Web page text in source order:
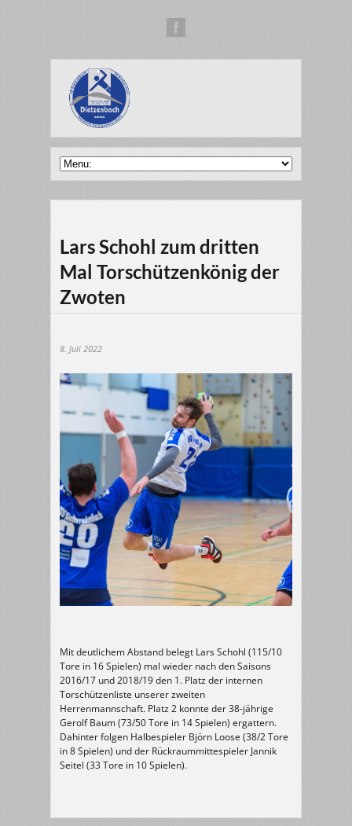
Lars Schohl zum dritten
Mal Torschützenkönig der
Zwoten
8. Juli 2022
Mit deutlichem Abstand belegt Lars Schohl (115/10
Tore in 16 Spielen) mal wieder nach den Saisons
2016/17 und 2018/19 den 1. Platz der internen
Torschützenliste unserer zweiten
Herrenmannschaft. Platz 2 konnte der 38-jährige
Gerolf Baum (73/50 Tore in 14 Spielen) ergattern.
Dahinter folgen Halbespieler Björn Loose (38/2 Tore
in 8 Spielen) und der Rückraummittespieler Jannik
Seitel (33 Tore in 10 Spielen).